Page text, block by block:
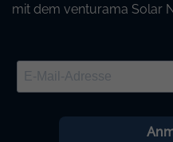
mit dem venturama Solar